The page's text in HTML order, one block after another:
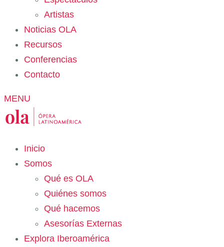
Artistas
Noticias OLA
Recursos
Conferencias
Contacto
MENU
Inicio
Somos
Qué es OLA
Quiénes somos
Qué hacemos
Asesorías Externas
Explora Iberoamérica